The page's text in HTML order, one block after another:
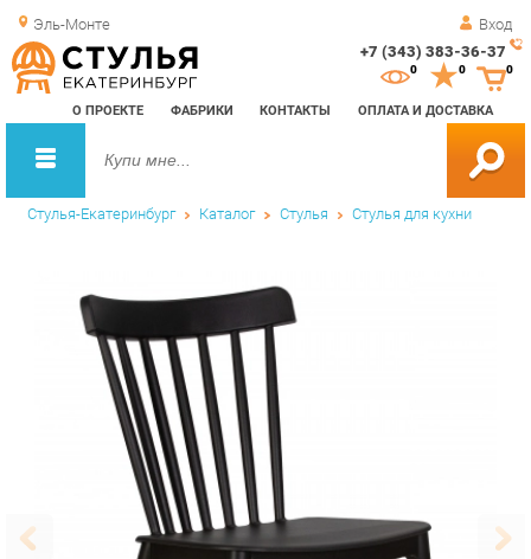
Эль-Монте Вход
+7 (343) 383-36-37
О ПРОЕКТЕ ФАБРИКИ КОНТАКТЫ ОПЛАТА И ДОСТАВКА
0 0
Стулья-Екатеринбург Каталог Стулья Стулья для кухни